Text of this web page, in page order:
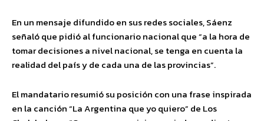
En un mensaje difundido en sus redes sociales, Sáenz
señaló que pidió al funcionario nacional que “a la hora de
tomar decisiones a nivel nacional, se tenga en cuenta la
realidad del país y de cada una de las provincias”.
El mandatario resumió su posición con una frase inspirada
en la canción “La Argentina que yo quiero” de Los